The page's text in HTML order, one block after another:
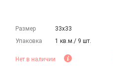
Размер
33х33
Упаковка
1 кв.м./ 9 шт.
Нет в наличии